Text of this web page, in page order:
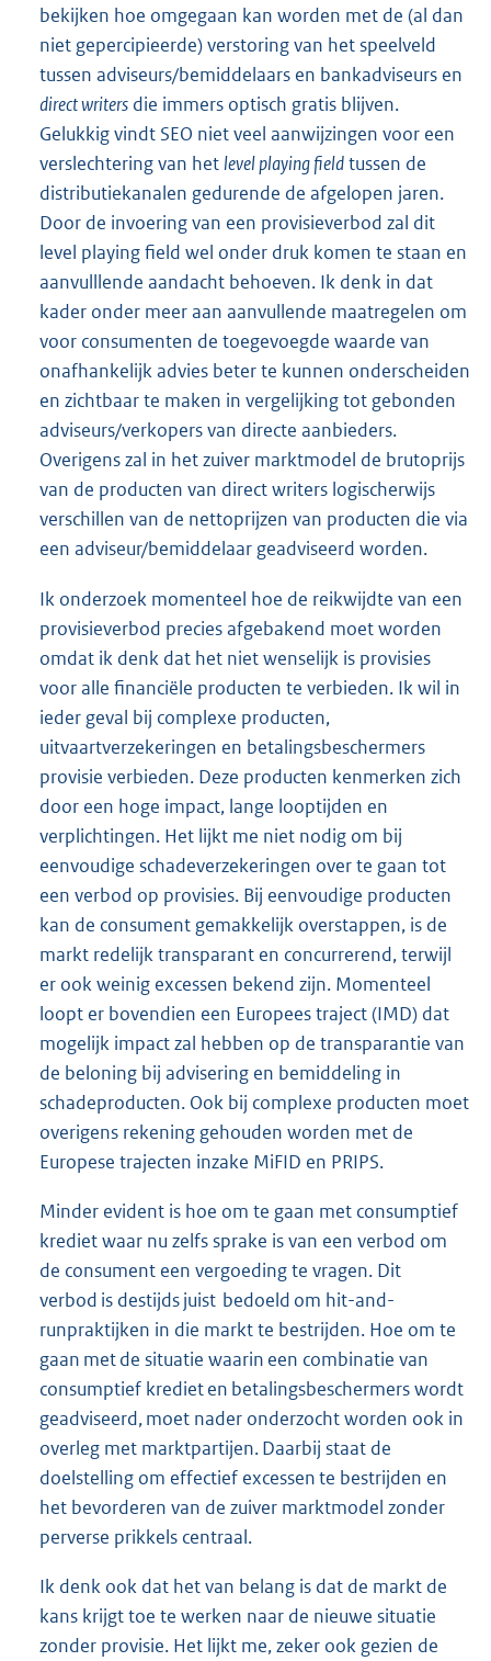
bekijken hoe omgegaan kan worden met de (al dan
niet gepercipieerde) verstoring van het speelveld
tussen adviseurs/bemiddelaars en bankadviseurs en
direct writers die immers optisch gratis blijven.
Gelukkig vindt SEO niet veel aanwijzingen voor een
verslechtering van het level playing fieldtussen de
distributiekanalen gedurende de afgelopen jaren.
Door de invoering van een provisieverbod zal dit
level playing field wel onder druk komen te staan en
aanvulllende aandacht behoeven. Ik denk in dat
kader onder meer aan aanvullende maatregelen om
voor consumenten de toegevoegde waarde van
onafhankelijk advies beter te kunnen onderscheiden
en zichtbaar te maken in vergelijking tot gebonden
adviseurs/verkopers van directe aanbieders.
Overigens zal in het zuiver marktmodel de brutoprijs
van de producten van direct writers logischerwijs
verschillen van de nettoprijzen van producten die via
een adviseur/bemiddelaar geadviseerd worden.
Ik onderzoek momenteel hoe de reikwijdte van een
provisieverbod precies afgebakend moet worden
omdat ik denk dat het niet wenselijk is provisies
voor alle financiële producten te verbieden. Ik wil in
ieder geval bij complexe producten,
uitvaartverzekeringen en betalingsbeschermers
provisie verbieden. Deze producten kenmerken zich
door een hoge impact, lange looptijden en
verplichtingen. Het lijkt me niet nodig om bij
eenvoudige schadeverzekeringen over te gaan tot
een verbod op provisies. Bij eenvoudige producten
kan de consument gemakkelijk overstappen, is de
markt redelijk transparant en concurrerend, terwijl
er ook weinig excessen bekend zijn. Momenteel
loopt er bovendien een Europees traject (IMD) dat
mogelijk impact zal hebben op de transparantie van
de beloning bij advisering en bemiddeling in
schadeproducten. Ook bij complexe producten moet
overigens rekening gehouden worden met de
Europese trajecten inzake MiFID en PRIPS.
Minder evident is hoe om te gaan met consumptief
krediet waar nu zelfs sprake is van een verbod om
de consument een vergoeding te vragen. Dit
verbod is destijds juist bedoeld om hit-and-
runpraktijken in die markt te bestrijden. Hoe om te
gaan met de situatie waarin een combinatie van
consumptief krediet en betalingsbeschermers wordt
geadviseerd, moet nader onderzocht worden ook in
overleg met marktpartijen. Daarbij staat de
doelstelling om effectief excessen te bestrijden en
het bevorderen van de zuiver marktmodel zonder
perverse prikkels centraal.
Ik denk ook dat het van belang is dat de markt de
kans krijgt toe te werken naar de nieuwe situatie
zonder provisie. Het lijkt me, zeker ook gezien de